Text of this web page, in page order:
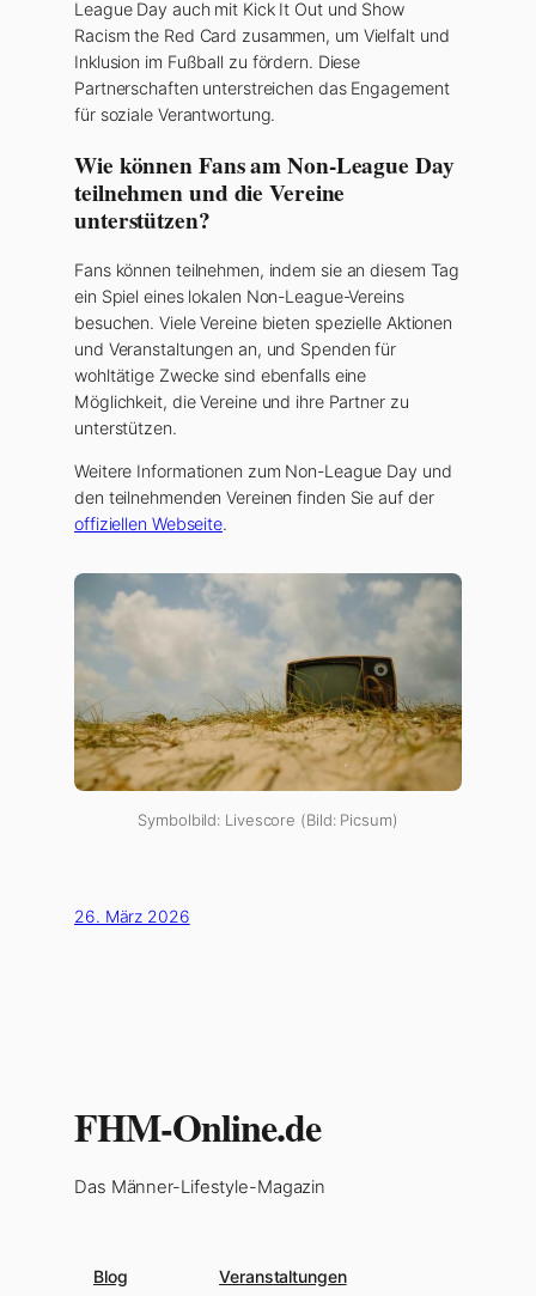
League Day auch mit Kick It Out und Show
Racism the Red Card zusammen, um Vielfalt und
Inklusion im Fußball zu fördern. Diese
Partnerschaften unterstreichen das Engagement
für soziale Verantwortung.
Wie können Fans am Non-League Day
teilnehmen und die Vereine
unterstützen?
Fans können teilnehmen, indem sie an diesem Tag
ein Spiel eines lokalen Non-League-Vereins
besuchen. Viele Vereine bieten spezielle Aktionen
und Veranstaltungen an, und Spenden für
wohltätige Zwecke sind ebenfalls eine
Möglichkeit, die Vereine und ihre Partner zu
unterstützen.
Weitere Informationen zum Non-League Day und
den teilnehmenden Vereinen finden Sie auf der
offiziellen Webseite.
Symbolbild: Livescore (Bild: Picsum)
26. März 2026
FHM-Online.de
Das Männer-Lifestyle-Magazin
Blog Veranstaltungen